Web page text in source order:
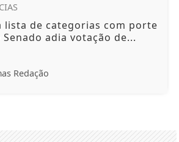
lista de categorias com porte
adia votação de...
Redação